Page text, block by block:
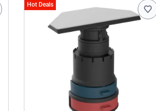
Hot Deals